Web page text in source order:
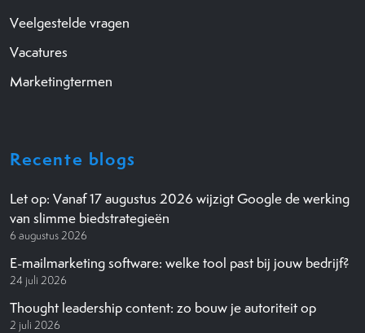
Veelgestelde vragen
Vacatures
Marketingtermen
Recente blogs
Let op: Vanaf 17 augustus 2026 wijzigt Google de werking
van slimme biedstrategieën
6 augustus 2026
E-mailmarketing software: welke tool past bij jouw bedrijf?
24 juli 2026
Thought leadership content: zo bouw je autoriteit op
2 juli 2026